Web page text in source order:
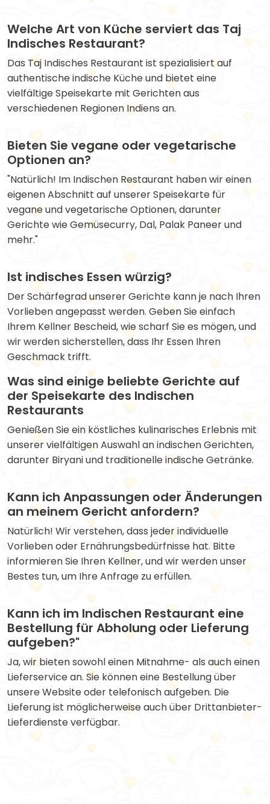
Welche Art von Küche serviert das Taj
Indisches Restaurant?
Das Taj Indisches Restaurant ist spezialisiert auf
authentische indische Küche und bietet eine
vielfältige Speisekarte mit Gerichten aus
verschiedenen Regionen Indiens an.
Bieten Sie vegane oder vegetarische
Optionen an?
"Natürlich! Im Indischen Restaurant haben wir einen
eigenen Abschnitt auf unserer Speisekarte für
vegane und vegetarische Optionen, darunter
Gerichte wie Gemüsecurry, Dal, Palak Paneer und
mehr."
Ist indisches Essen würzig?
Der Schärfegrad unserer Gerichte kann je nach Ihren
Vorlieben angepasst werden. Geben Sie einfach
Ihrem Kellner Bescheid, wie scharf Sie es mögen, und
wir werden sicherstellen, dass Ihr Essen Ihren
Geschmack trifft.
Was sind einige beliebte Gerichte auf
der Speisekarte des Indischen
Restaurants
Genießen Sie ein köstliches kulinarisches Erlebnis mit
unserer vielfältigen Auswahl an indischen Gerichten,
darunter Biryani und traditionelle indische Getränke.
Kann ich Anpassungen oder Änderungen
an meinem Gericht anfordern?
Natürlich! Wir verstehen, dass jeder individuelle
Vorlieben oder Ernährungsbedürfnisse hat. Bitte
informieren Sie Ihren Kellner, und wir werden unser
Bestes tun, um Ihre Anfrage zu erfüllen.
Kann ich im Indischen Restaurant eine
Bestellung für Abholung oder Lieferung
aufgeben?"
Ja, wir bieten sowohl einen Mitnahme- als auch einen
Lieferservice an. Sie können eine Bestellung über
unsere Website oder telefonisch aufgeben. Die
Lieferung ist möglicherweise auch über Drittanbieter-
Lieferdienste verfügbar.